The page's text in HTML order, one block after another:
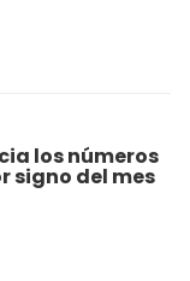
los números
signo del mes